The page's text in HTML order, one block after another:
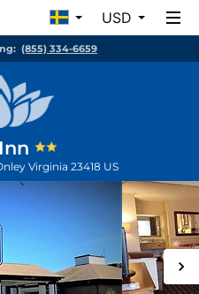
USD
(855) 334-6659
Virginia 23418 US